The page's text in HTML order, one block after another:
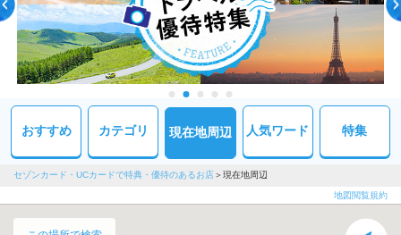
おすすめ カテゴリ 現在地周辺 人気ワード 特集
セゾンカード・UCカードで特典・優待のあるお店 現在地周辺
地図閲覧規約